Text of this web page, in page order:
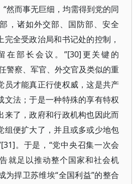
然而事无巨细，均需得到党的同
，诸如外交部、国防部、安全
全受政治局和书记处的控制，
在部长会议。”[30]更关键的
警察、军官、外交官及类似的重
员才能真正行使权威，这是共产
文法；于是一种特殊的享有特权
来了，政府和行政机构也因此而
组便扩大了，并且或多或少地包
。于是，“党中央召集一次会
就足以推动整个国家和社会机
为捍卫苏维埃“全国利益”的整合